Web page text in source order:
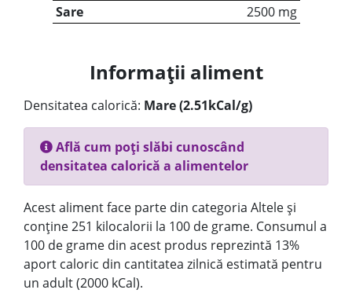
Sare
2500 mg
Informații aliment
Densitatea calorică: Mare (2.51kCal/g)
Află cum poți slăbi cunoscând
densitatea calorică a alimentelor
Acest aliment face parte din categoria Altele și
conține 251 kilocalorii la 100 de grame. Consumul a
100 de grame din acest produs reprezintă 13%
aport caloric din cantitatea zilnică estimată pentru
un adult (2000 kCal).